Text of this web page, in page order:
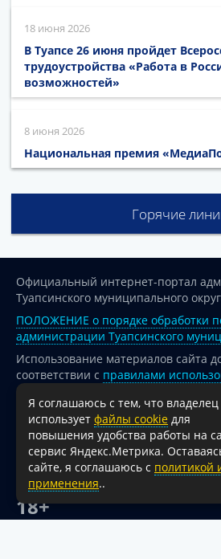
18 июня 2026
В Туапсе 26 июня пройдет
трудоустройства «Работа в
возможностей»
8 июня 2026
Национальная премия
Горячие
Официальный интернет-портал
Туапсинского муниципального
ПОЛОЖЕНИЕ о порядке обработки
администрации Туапсинского
Использование материалов сайта
соответствии с правилами
опубликованных на сайте
При перепечатке и использовании
на источник обязательна.
Для сайтов и страниц сети
активная гиперссылка на
администрации Туапсинского
18+
Я соглашаюсь с тем, что владелец
использует файлы cookie для
повышения удобства работы на
сервис Яндекс.Метрика.
сайте, я соглашаюсь с политикой
применения..